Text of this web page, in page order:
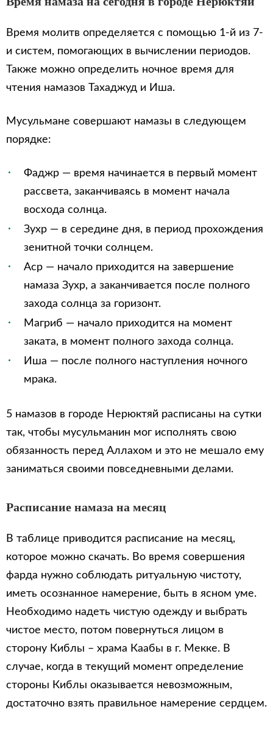
Время молитв определяется с помощью 1-й из 7-
и систем, помогающих в вычислении периодов.
Также можно определить ночное время для
чтения намазов Тахаджуд и Иша.
Мусульмане совершают намазы в следующем
порядке:
Фаджр — время начинается в первый момент
рассвета, заканчиваясь в момент начала
восхода солнца.
Зухр — в середине дня, в период прохождения
зенитной точки солнцем.
Аср — начало приходится на завершение
намаза Зухр, а заканчивается после полного
захода солнца за горизонт.
Магриб — начало приходится на момент
заката, в момент полного захода солнца.
Иша — после полного наступления ночного
мрака.
5 намазов в городе Нерюктяй расписаны на сутки
так, чтобы мусульманин мог исполнять свою
обязанность перед Аллахом и это не мешало ему
заниматься своими повседневными делами.
Расписание намаза на месяц
В таблице приводится расписание на месяц,
которое можно скачать. Во время совершения
фарда нужно соблюдать ритуальную чистоту,
иметь осознанное намерение, быть в ясном уме.
Необходимо надеть чистую одежду и выбрать
чистое место, потом повернуться лицом в
сторону Киблы – храма Каабы в г. Мекке. В
случае, когда в текущий момент определение
стороны Киблы оказывается невозможным,
достаточно взять правильное намерение сердцем.